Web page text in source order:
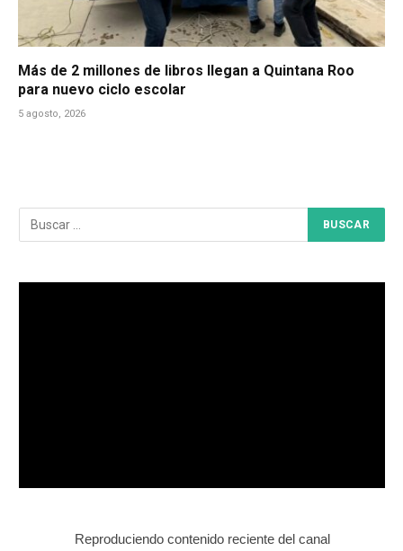
Más de 2 millones de libros llegan a Quintana Roo
para nuevo ciclo escolar
5 agosto, 2026
Reproduciendo contenido reciente del canal